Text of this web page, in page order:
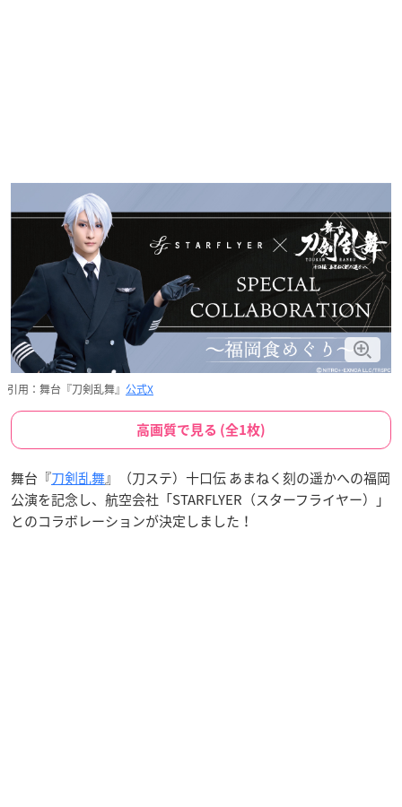
引用：舞台『刀剣乱舞』 公式X
高画質で見る (全1枚)
舞台『刀剣乱舞』（刀ステ）十口伝 あまねく刻の遥かへの福岡
公演を記念し、航空会社「STARFLYER（スターフライヤー）」
とのコラボレーションが決定しました！